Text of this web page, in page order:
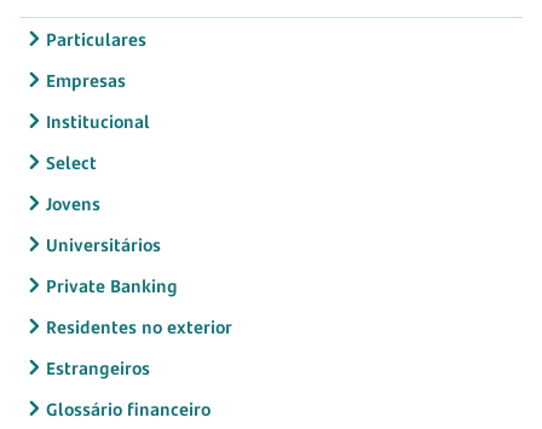
Particulares
Empresas
Institucional
Select
Jovens
Universitários
Private Banking
Residentes no exterior
Estrangeiros
Glossário financeiro